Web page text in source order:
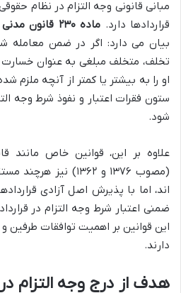
مبانی قانونی وجه التزام در نظام
قراردادها دارد. ماده ۲۳۰ قانون مدنی
بیان می دارد: اگر در ضمن
تخلف، متخلف مبلغی به عنوان خسارت
او را به بیشتر یا کمتر از آنچه ملزم
ستون فقرات اعتبار و نفوذ شرط وجه
شود.
علاوه بر این، قوانین خاص مانند
(مصوب ۱۳۷۶ و ۱۳۶۲)
اند، اما با پذیرش اصل آزادی
ضمنی اعتبار شرط وجه التزام در
این قوانین بر اهمیت توافقات طرفین
دارند.
هدف از درج وجه التزام در